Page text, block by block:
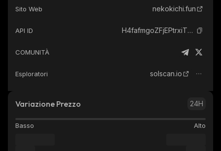
Sito Web nekokichi.fun
API ID H4fafmgoZFjEPtrxiTFFwKa8xTXqRbGaeA5oWQCHpump_solana
COMUNITÀ
Esploratori solscan.io
Variazione Prezzo 24H
Basso Alto